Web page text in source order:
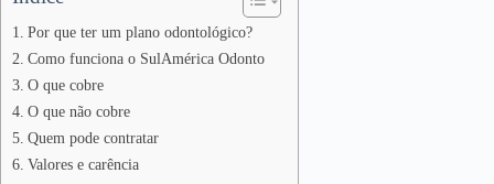
Por que ter um plano odontológico?
Como funciona o SulAmérica Odonto
O que cobre
O que não cobre
Quem pode contratar
Valores e carência